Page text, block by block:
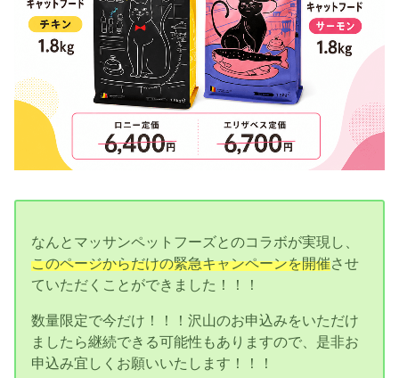
なんとマッサンペットフーズとのコラボが実現し、
このページからだけの緊急キャンペーンを開催させ
ていただくことができました！！！
数量限定で今だけ！！！沢山のお申込みをいただけ
ましたら継続できる可能性もありますので、是非お
申込み宜しくお願いいたします！！！